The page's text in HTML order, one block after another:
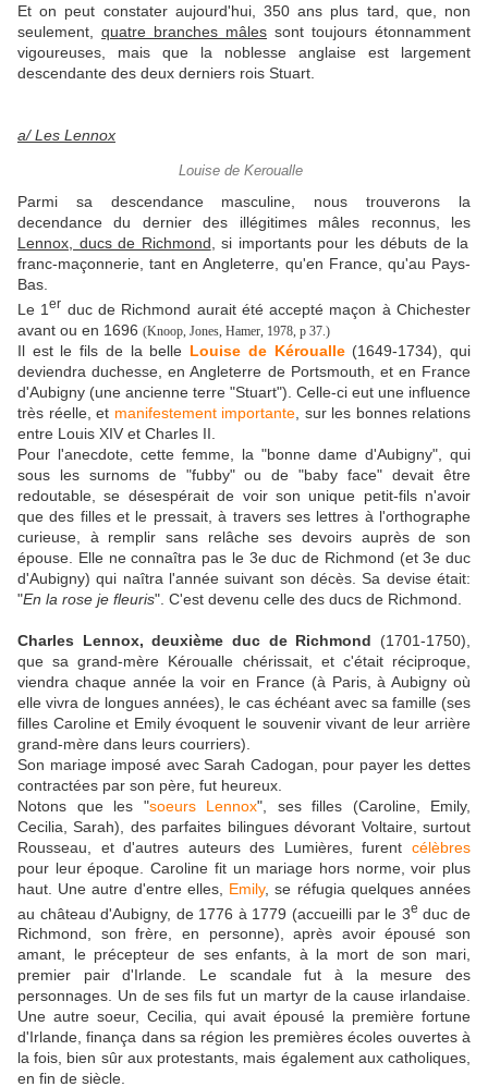
Et on peut constater aujourd'hui, 350 ans plus tard, que, non
seulement, quatre branches mâles sont toujours étonnamment
vigoureuses, mais que la noblesse anglaise est largement
descendante des deux derniers rois Stuart.
a/ Les Lennox
Louise de Keroualle
Parmi sa descendance masculine, nous trouverons la
decendance du dernier des illégitimes mâles reconnus, les
Lennox, ducs de Richmond , si importants pour les débuts de la
franc-maçonnerie, tant en Angleterre, qu'en France, qu'au Pays-
Bas.
Le 1er duc de Richmond aurait été accepté maçon à Chichester
avant ou en 1696 (Knoop, Jones, Hamer, 1978, p 37.)
Il est le fils de la belle Louise de Kéroualle(1649-1734), qui
deviendra duchesse, en Angleterre de Portsmouth, et en France
d'Aubigny (une ancienne terre "Stuart"). Celle-ci eut une influence
très réelle, et manifestement importante , sur les bonnes relations
entre Louis XIV et Charles II.
Pour l'anecdote, cette femme, la "bonne dame d'Aubigny", qui
sous les surnoms de "fubby" ou de "baby face" devait être
redoutable, se désespérait de voir son unique petit-fils n'avoir
que des filles et le pressait, à travers ses lettres à l'orthographe
curieuse, à remplir sans relâche ses devoirs auprès de son
épouse. Elle ne connaîtra pas le 3e duc de Richmond (et 3e duc
d'Aubigny) qui naîtra l'année suivant son décès. Sa devise était:
"En la rose je fleuris". C'est devenu celle des ducs de Richmond.
Charles Lennox, deuxième duc de Richmond (1701-1750),
que sa grand-mère Kéroualle chérissait, et c'était réciproque,
viendra chaque année la voir en France (à Paris, à Aubigny où
elle vivra de longues années), le cas échéant avec sa famille (ses
filles Caroline et Emily évoquent le souvenir vivant de leur arrière
grand-mère dans leurs courriers).
Son mariage imposé avec Sarah Cadogan, pour payer les dettes
contractées par son père, fut heureux.
Notons que les "soeurs Lennox", ses filles (Caroline, Emily,
Cecilia, Sarah), des parfaites bilingues dévorant Voltaire, surtout
Rousseau, et d'autres auteurs des Lumières, furent célèbres
pour leur époque. Caroline fit un mariage hors norme, voir plus
haut. Une autre d'entre elles, Emily, se réfugia quelques années
au château d'Aubigny, de 1776 à 1779 (accueilli par le 3e duc de
Richmond, son frère, en personne), après avoir épousé son
amant, le précepteur de ses enfants, à la mort de son mari,
premier pair d'Irlande. Le scandale fut à la mesure des
personnages. Un de ses fils fut un martyr de la cause irlandaise.
Une autre soeur, Cecilia, qui avait épousé la première fortune
d'Irlande, finança dans sa région les premières écoles ouvertes à
la fois, bien sûr aux protestants, mais également aux catholiques,
en fin de siècle.